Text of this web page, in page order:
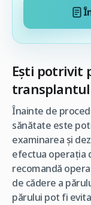
Eşti potrivit
Înainte de
sănătate este
examinarea şi
efectua operaţia
recomandă
de cădere a
părului pot fi